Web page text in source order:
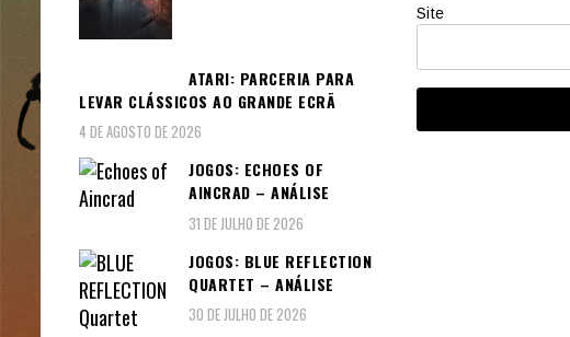
Site
ATARI: PARCERIA PARA
LEVAR CLÁSSICOS AO GRANDE ECRÃ
4 DE AGOSTO DE 2026
JOGOS: ECHOES OF
AINCRAD – ANÁLISE
31 DE JULHO DE 2026
JOGOS: BLUE REFLECTION
QUARTET – ANÁLISE
30 DE JULHO DE 2026